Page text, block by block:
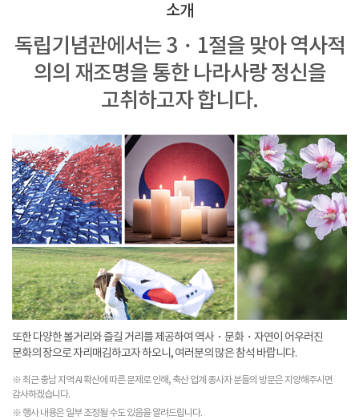
소개
독립기념관에서는 3・1절을 맞아역사적
의의 재조명을 통한 나라사랑 정신을
고취하고자 합니다.
또한 다양한 볼거리와 즐길 거리를 제공하여 역사・문화・자연이 어우러진
문화의 장으로 자리매김하고자 하오니, 여러분의 많은 참석 바랍니다.
※ 최근 충남 지역 AI 확산에 따른 문제로 인해, 축산 업계 종사자 분들의 방문은 지양해주시면
감사하겠습니다.
※ 행사 내용은 일부 조정될 수도 있음을 알려드립니다.